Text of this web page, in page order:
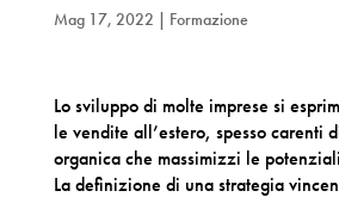
Mag 17, 2022 | Formazione
Lo sviluppo di molte imprese si
le vendite all’estero, spesso carenti
organica che massimizzi le
La definizione di una strategia